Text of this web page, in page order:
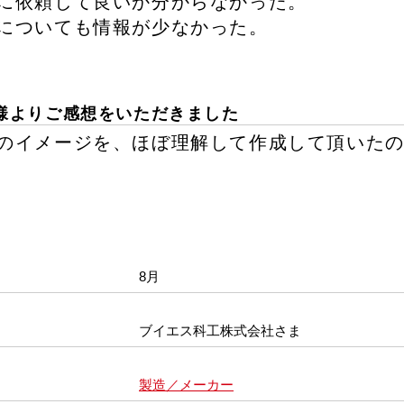
ついても情報が少なかった。
よりご感想をいただきました
イメージを、ほぼ理解して作成して頂いた
8月
ブイエス科工株式会社さま
製造／メーカー